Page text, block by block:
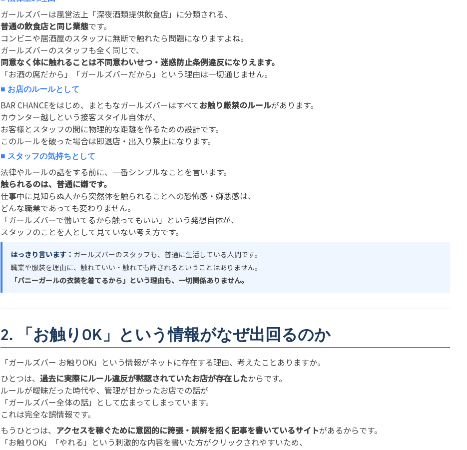
ガールズバーは風営法上「深夜酒類提供飲食店」に分類される、
普通の飲食店と同じ業態です。
コンビニや居酒屋のスタッフに無断で触れたら問題になりますよね。
ガールズバーのスタッフも全く同じで、
同意なく体に触れることは不同意わいせつ・迷惑防止条例違反になりえます。
「お酒の席だから」「ガールズバーだから」という理由は一切通じません。
■ お店のルールとして
BAR CHANCEをはじめ、まともなガールズバーはすべてお触り厳禁のルールがあります。
カウンター越しという接客スタイル自体が、
お客様とスタッフの間に物理的な距離を作るための設計です。
このルールを破った場合は即退店・出入り禁止になります。
■ スタッフの気持ちとして
法律やルールの話をする前に、一番シンプルなことを言います。
触られるのは、普通に嫌です。
仕事中に見知らぬ人から突然体を触られることへの恐怖感・嫌悪感は、
どんな職業であっても変わりません。
「ガールズバーで働いてるから触ってもいい」という発想自体が、
スタッフのことを人として見ていない考え方です。
はっきり言います： ガールズバーのスタッフも、普通に生活している人間です。
職業や服装を理由に、触れていい・触れても許されるということはありません。
「バニーガールの衣装を着てるから」という理由も、一切関係ありません。
2. 「お触りOK」という情報がなぜ出回るのか
「ガールズバー お触りOK」という情報がネットに存在する理由、考えたことありますか。
ひとつは、 過去に実際にルール違反が黙認されていたお店が存在したからです。
ルールが曖昧だった時代や、管理が甘かったお店での話が
「ガールズバー全体の話」として広まってしまっています。
これは完全な誤情報です。
もうひとつは、 アクセスを稼ぐために意図的に誇張・誤解を招く記事を書いているサイトがあるからです。
「お触りOK」「やれる」という刺激的な内容を書いた方がクリックされやすいため、